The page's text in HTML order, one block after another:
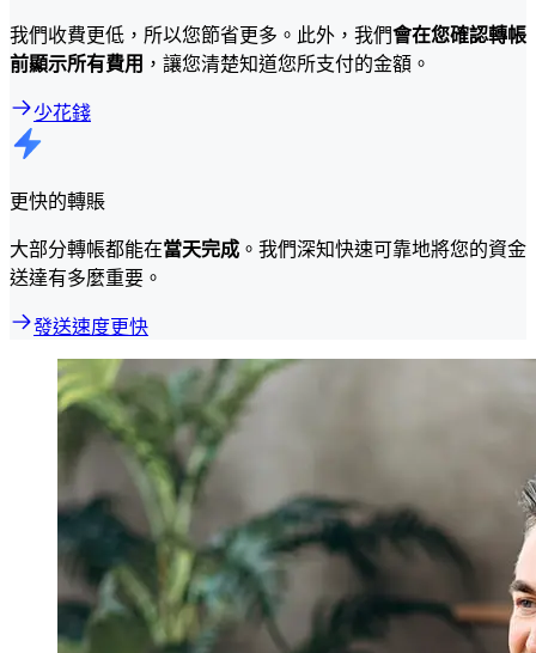
我們收費更低，所以您節省更多。此外，我們會在您確認轉帳
前顯示所有費用 ，讓您清楚知道您所支付的金額。
少花錢
更快的轉賬
大部分轉帳都能在當天完成 。我們深知快速可靠地將您的資金
送達有多麼重要。
發送速度更快